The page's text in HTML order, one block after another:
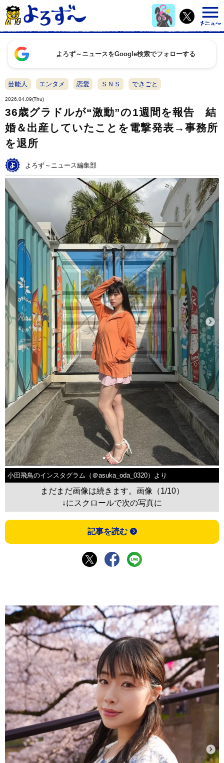
よろず～ニュースをGoogle検索でフォローする
芸能人 エンタメ 恋愛 ＳＮＳ できごと
2026.04.09(Thu)
36歳グラドルが“激動”の1週間を報告 結
婚＆出産していたことを電撃発表→事務所
を退所
よろず～ニュース編集部
小田飛鳥のインスタグラム（＠asuka_oda_0320）より
まだまだ画像は続きます。画像（1/10）
↓にスクロールで次の写真に
記事を読む